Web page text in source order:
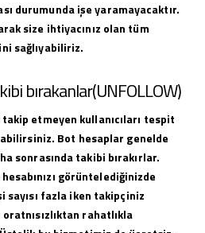
durumunda işe yaramayacaktır.
size ihtiyacınız olan tüm
sağlıyabiliriz.
bırakanlar(UNFOLLOW)
etmeyen kullanıcıları tespit
Bot hesaplar genelde
sonrasında takibi bırakırlar.
görüntelediğinizde
fazla iken takipçiniz
rahatlıkla